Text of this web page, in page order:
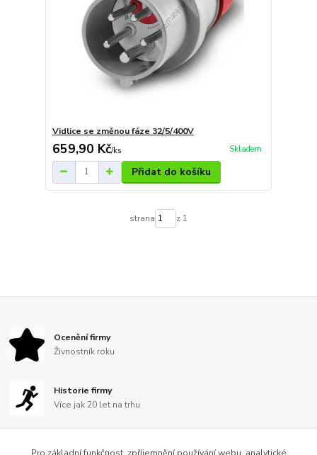
Vidlice se změnou fáze 32/5/400V
659,90 Kč/ks Skladem
Přidat do košíku
strana z 1
Ocenění firmy
Živnostník roku
Historie firmy
Více jak 20 let na trhu